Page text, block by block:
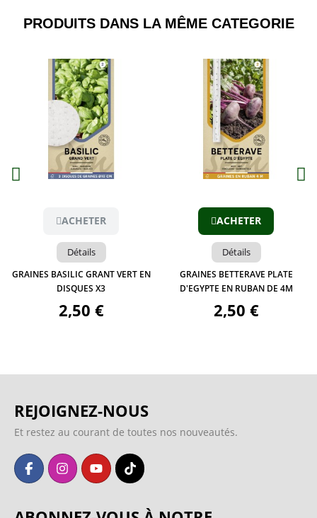
PRODUITS DANS LA MÊME CATEGORIE​
Aperçu
ACHETER
Détails
GRAINES BASILIC GRANT VERT EN
DISQUES X3
2,50 €
Aperçu
ACHETER
Détails
GRAINES BETTERAVE PLATE
D'EGYPTE EN RUBAN DE 4M
2,50 €
REJOIGNEZ-NOUS
Et restez au courant de toutes nos nouveautés.